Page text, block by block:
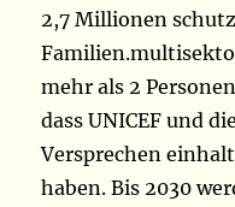
2,7 Millionen
mehr als 2
dass UNICEF und
Versprechen
haben. Bis 2030